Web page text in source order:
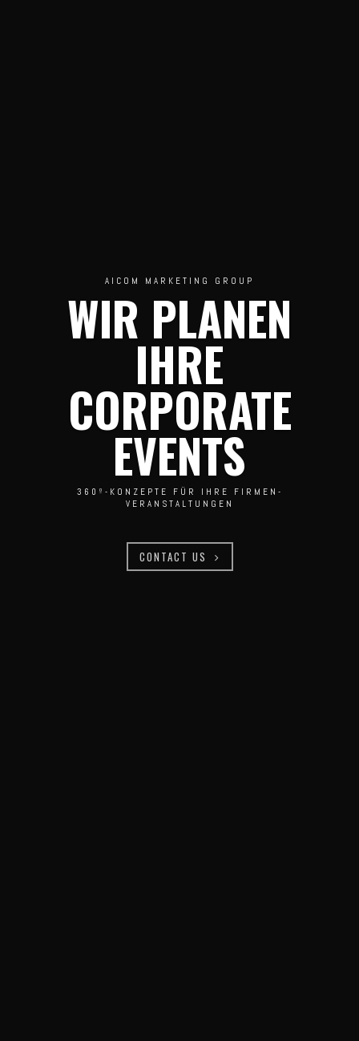
AICOM MARKETING GROUP
WIR PLANEN
IHRE
CORPORATE
EVENTS
360º-KONZEPTE FÜR IHRE FIRMEN-
VERANSTALTUNGEN
CONTACT US